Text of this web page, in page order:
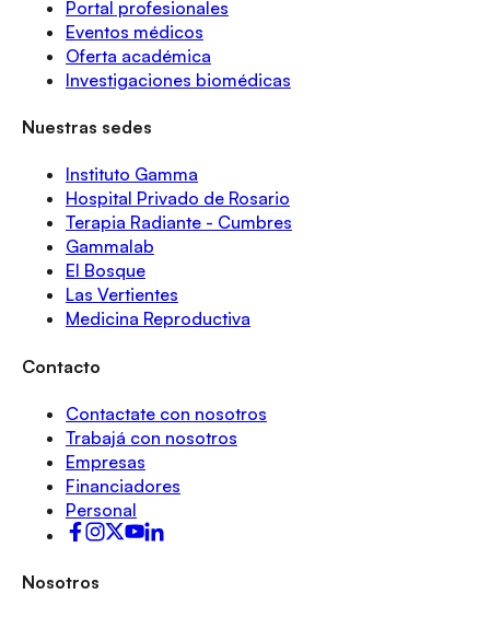
Portal profesionales
Eventos médicos
Oferta académica
Investigaciones biomédicas
Nuestras sedes
Instituto Gamma
Hospital Privado de Rosario
Terapia Radiante - Cumbres
Gammalab
El Bosque
Las Vertientes
Medicina Reproductiva
Contacto
Contactate con nosotros
Trabajá con nosotros
Empresas
Financiadores
Personal
Nosotros